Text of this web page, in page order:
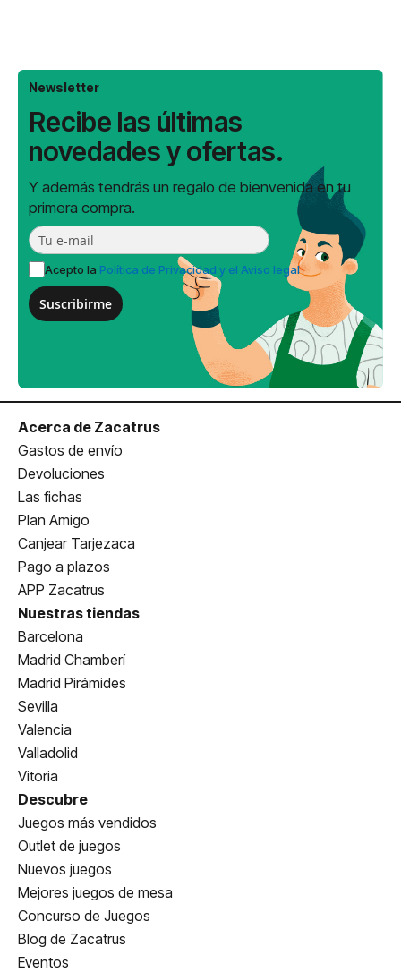
Newsletter
Recibe las últimas
novedades y ofertas.
Y además tendrás un regalo de bienvenida en tu
primera compra.
Acepto la Política de Privacidad y el Aviso legal
Suscribirme
Acerca de Zacatrus
Gastos de envío
Devoluciones
Las fichas
Plan Amigo
Canjear Tarjezaca
Pago a plazos
APP Zacatrus
Nuestras tiendas
Barcelona
Madrid Chamberí
Madrid Pirámides
Sevilla
Valencia
Valladolid
Vitoria
Descubre
Juegos más vendidos
Outlet de juegos
Nuevos juegos
Mejores juegos de mesa
Concurso de Juegos
Blog de Zacatrus
Eventos